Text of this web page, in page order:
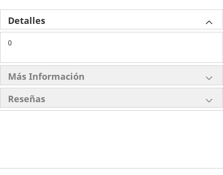
Detalles
0
Más Información
Reseñas